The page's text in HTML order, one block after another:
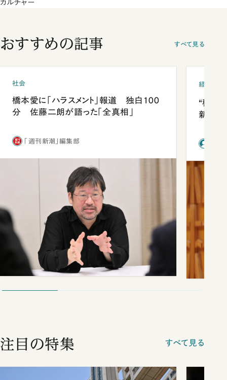
カルチャー
おすすめの記事 すべて見る
社会
橋本愛に「ハラスメント」報道 独白100
分 佐藤二朗が語った「全真相」
「週刊新潮」編集部
経済・ビ
“稼ぎ
新社長
注目の特集 すべて見る